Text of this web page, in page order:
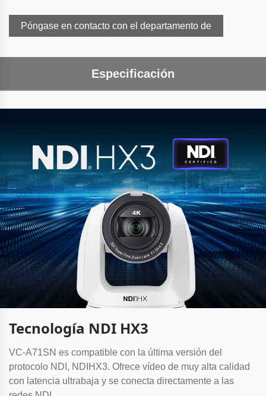
Póngase en contacto con el departamento de
Especificación
Tecnología NDI HX3
VC-A71SN es compatible con la última versión del
protocolo NDI, NDIHX3. Ofrece vídeo de muy alta calidad
con latencia ultrabaja y se conecta directamente a las